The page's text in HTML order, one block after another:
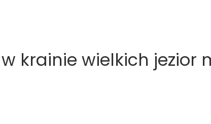
krainie wielkich jezior